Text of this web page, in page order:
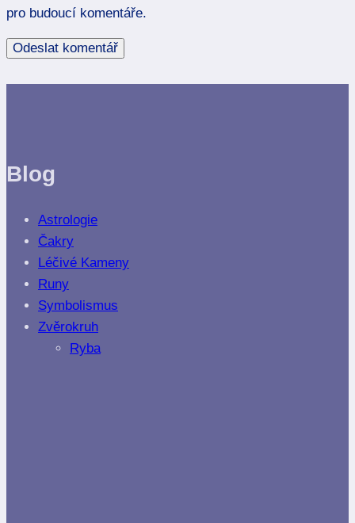
pro budoucí komentáře.
Blog
Astrologie
Čakry
Léčivé Kameny
Runy
Symbolismus
Zvěrokruh
Ryba